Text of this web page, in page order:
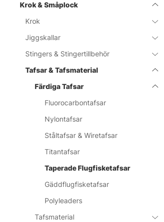
Krok & Småplock
Krok
Jiggskallar
Stingers & Stingertillbehör
Tafsar & Tafsmaterial
Färdiga Tafsar
Fluorocarbontafsar
Nylontafsar
Ståltafsar & Wiretafsar
Titantafsar
Taperade Flugfisketafsar
Gäddflugfisketafsar
Polyleaders
Tafsmaterial